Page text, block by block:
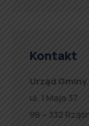
Kontakt
Urząd Gminy
ul. 1 Maja 37
98 – 332